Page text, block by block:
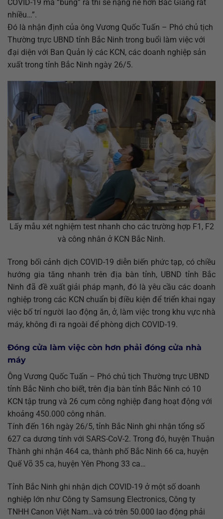
COVID-19 mà “bung” ra thì sẽ nặng nề hơn Bắc Giang rất
nhiều…”.
Đó là nhận định của ông Vương Quốc Tuấn – Phó chủ tịch
Thường trực UBND tỉnh Bắc Ninh trong buổi làm việc với
đại diện với Ban Quản lý các KCN, các doanh nghiệp sản
xuất trong tỉnh Bắc Ninh ngày 26/5.
Lấy mẫu xét nghiệm test nhanh cho các trường hợp F1, F2
và công nhân ở KCN Bắc Ninh.
Trong bối cảnh dịch COVID-19 diễn biến phức tạp, có chiều
hướng gia tăng nhanh trên địa bàn tỉnh, UBND tỉnh Bắc
Ninh đã đề xuất giải pháp mạnh, đó là yêu cầu các doanh
nghiệp trong các KCN chuẩn bị điều kiện để triển khai ngay
việc bố trí người lao động ăn, ở, làm việc trong khu vực nhà
máy, không đi ra ngoài để phòng dịch COVID-19.
Đóng cửa làm việc còn hơn phải đóng cửa nhà
máy
Ông Vương Quốc Tuấn – Phó chủ tịch Thường trực UBND
tỉnh Bắc Ninh cho biết, trên địa bàn tỉnh Bắc Ninh có 10
KCN tập trung và 26 cụm công nghiệp đang hoạt động với
khoảng 450.000 công nhân.
Tính đến 16h ngày 26/5, tỉnh Bắc Ninh ghi nhận tổng số
627 ca dương tính với SARS-CoV-2. Trong đó, huyện Thuận
Thành ghi nhận 464 ca, thành phố Bắc Ninh 66 ca, huyện
Quế Võ 35 ca, huyện Yên Phong 33 ca…
Tỉnh Bắc Ninh ghi nhận dịch COVID-19 ở một số doanh
nghiệp lớn như Công ty Samsung Electronics, Công ty
TNHH Canon Việt Nam…và có trên 50.000 lao động phải